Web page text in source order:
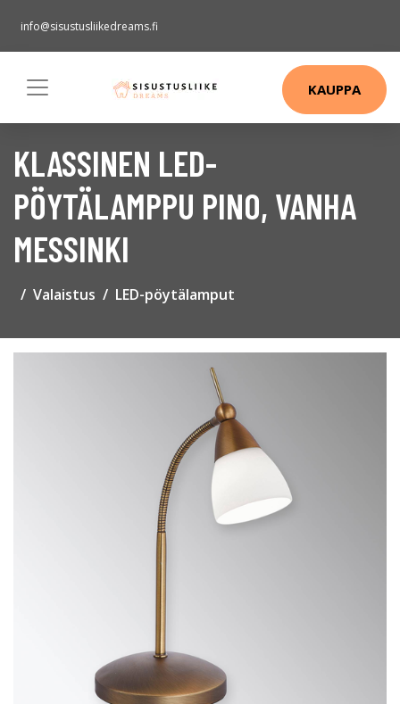
info@sisustusliikedreams.fi
KAUPPA
KLASSINEN LED-
PÖYTÄLAMPPU PINO, VANHA
MESSINKI
Valaistus LED-pöytälamput